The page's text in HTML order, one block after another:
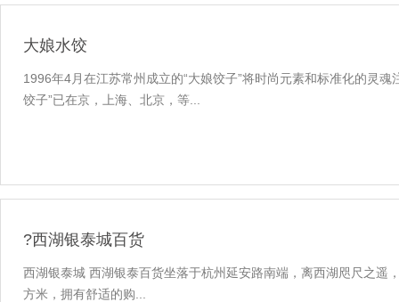
大娘水饺
1996年4月在江苏常州成立的“大娘饺子”将时尚元素和标准化的灵
饺子”已在京，上海、北京，等...
?西湖银泰城百货
西湖银泰城 西湖银泰百货坐落于杭州延安路南端，离西湖咫尺之
方米，拥有舒适的购...